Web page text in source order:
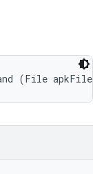
(File apkFile)